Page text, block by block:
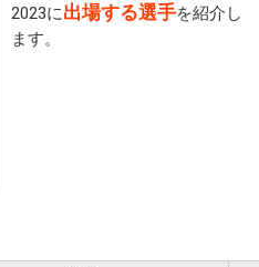
2023に出場する選手を紹介し
ます。